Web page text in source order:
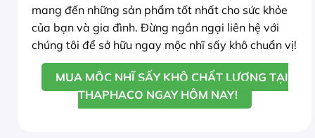
mang đến những sản phẩm tốt nhất cho sức khỏe
của bạn và gia đình. Đừng ngần ngại liên hệ với
chúng tôi để sở hữu ngay mộc nhĩ sấy khô chuẩn vị!
MUA MỘC NHĨ SẤY KHÔ CHẤT LƯỢNG TẠI
THAPHACO NGAY HÔM NAY!